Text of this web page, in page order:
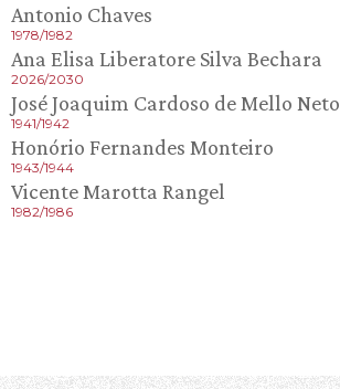
Antonio Chaves
1978/1982
Ana Elisa Liberatore Silva Bechara
2026/2030
José Joaquim Cardoso de Mello Neto
1941/1942
Honório Fernandes Monteiro
1943/1944
Vicente Marotta Rangel
1982/1986